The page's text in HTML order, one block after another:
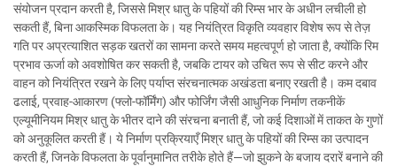
संयोजन प्रदान करती है, जिससे मिश्र धातु के पहियों की रिम्स भार के अधीन लचीली हो
सकती हैं, बिना आकस्मिक विफलता के। यह नियंत्रित विकृति व्यवहार विशेष रूप से तेज़
गति पर अप्रत्याशित सड़क खतरों का सामना करते समय महत्वपूर्ण हो जाता है, क्योंकि रिम
प्रभाव ऊर्जा को अवशोषित कर सकती है, जबकि टायर को उचित रूप से सीट करने और
वाहन को नियंत्रित रखने के लिए पर्याप्त संरचनात्मक अखंडता बनाए रखती है। कम दबाव
ढलाई, प्रवाह-आकारण (फ्लो-फॉर्मिंग) और फोर्जिंग जैसी आधुनिक निर्माण तकनीकें
एल्यूमीनियम मिश्र धातु के भीतर दाने की संरचना बनाती हैं, जो कई दिशाओं में ताकत के गुणों
को अनुकूलित करती हैं। ये निर्माण प्रक्रियाएँ मिश्र धातु के पहियों की रिम्स का उत्पादन
करती हैं, जिनके विफलता के पूर्वानुमानित तरीके होते हैं—जो झुकने के बजाय दरारें बनाने की